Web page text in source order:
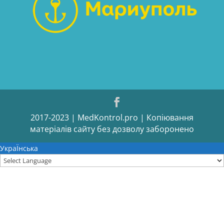
2017-2023 | MedKontrol.pro | Копіювання
матеріалів сайту без дозволу заборонено
УкраЇнська